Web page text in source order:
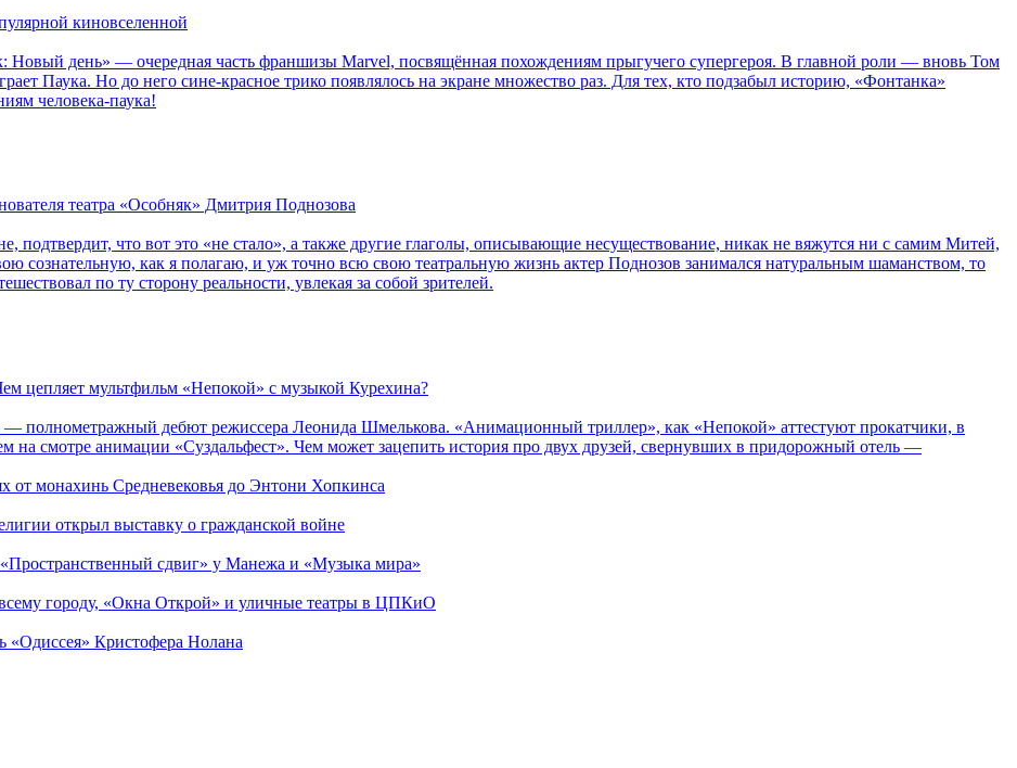
киновселенной
Новый день» — очередная часть франшизы Marvel, посвящённая похождениям прыгучего супергероя. В главной роли — вновь Том
Паука. Но до него сине-красное трико появлялось на экране множество раз. Для тех, кто подзабыл историю, «Фонтанка»
человека-паука!
театра «Особняк» Дмитрия Поднозова
подтвердит, что вот это «не стало», а также другие глаголы, описывающие несуществование, никак не вяжутся ни с самим Митей,
сознательную, как я полагаю, и уж точно всю свою театральную жизнь актер Поднозов занимался натуральным шаманством, то
по ту сторону реальности, увлекая за собой зрителей.
цепляет мультфильм «Непокой» с музыкой Курехина?
полнометражный дебют режиссера Леонида Шмелькова. «Анимационный триллер», как «Непокой» аттестуют прокатчики, в
смотре анимации «Суздальфест». Чем может зацепить история про двух друзей, свернувших в придорожный отель —
от монахинь Средневековья до Энтони Хопкинса
открыл выставку о гражданской войне
сдвиг» у Манежа и «Музыка мира»
городу, «Окна Открой» и уличные театры в ЦПКиО
«Одиссея» Кристофера Нолана